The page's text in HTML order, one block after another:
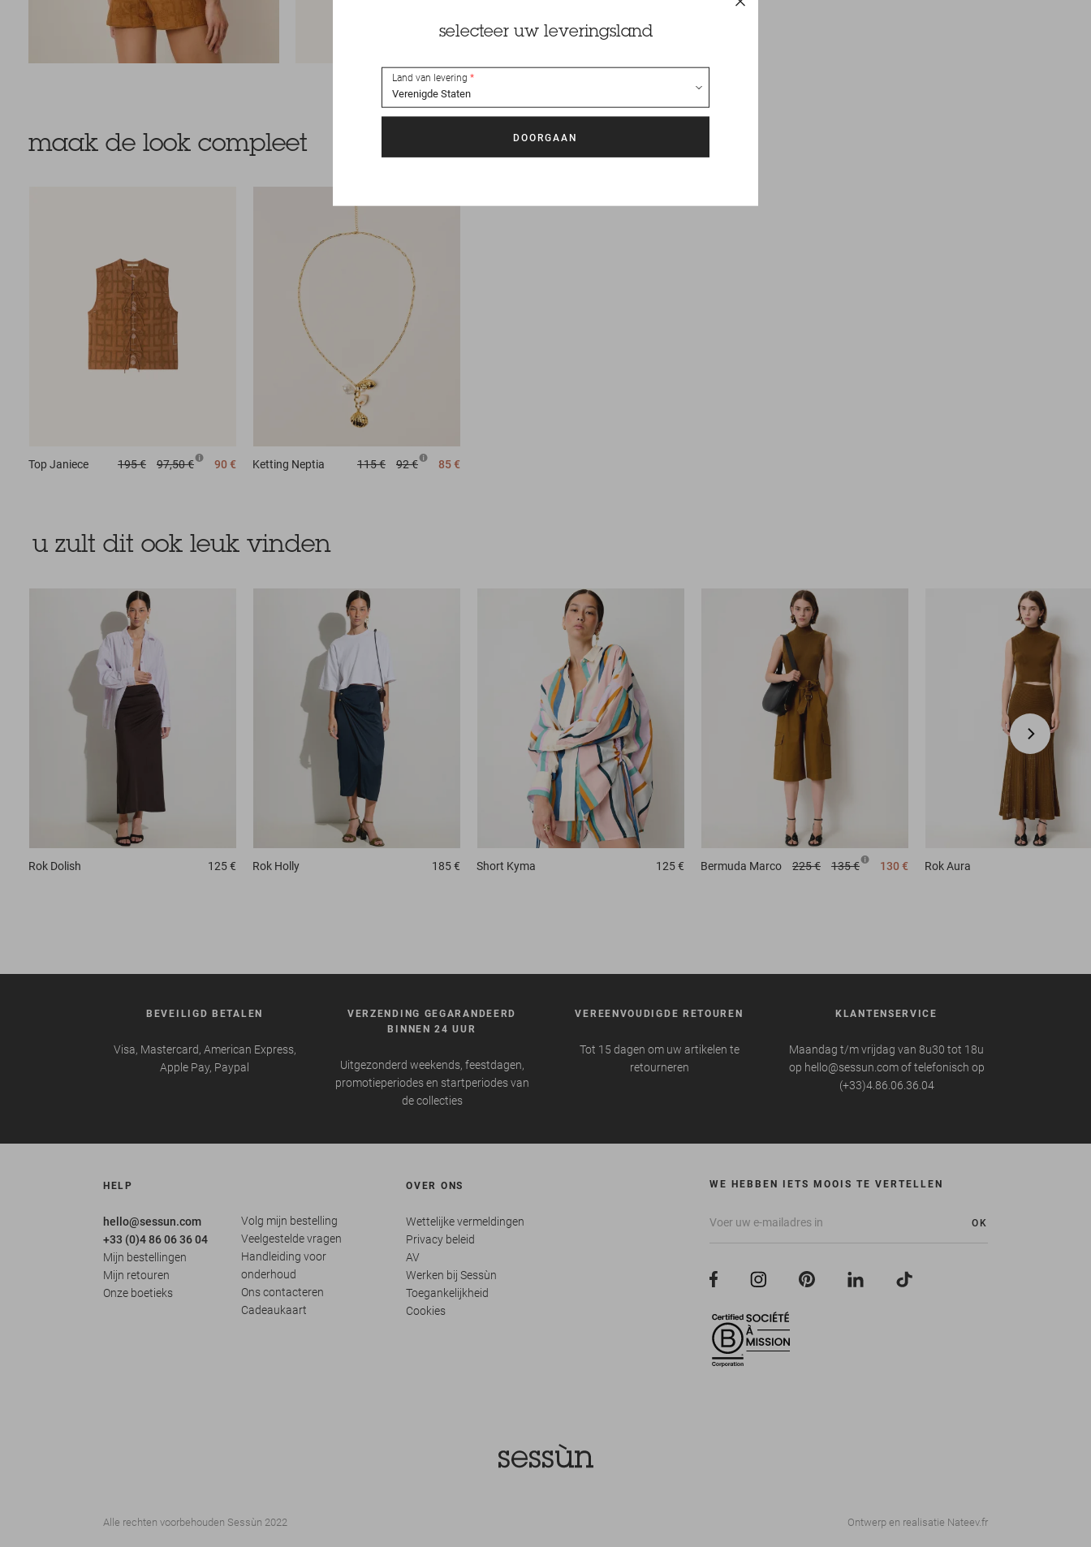
maak de look compleet
Top Janiece 195 € 97,50 € 90 € Ketting Neptia 115 € 92 € 85 €
u zult dit ook leuk vinden
Rok Dolish 125 € Rok Holly 185 € Short Kyma 125 € Bermuda Marco 225 € 135 € 130 € Rok Aura
BEVEILIGD BETALEN
Visa, Mastercard, American Express,
Apple Pay, Paypal
VERZENDING GEGARANDEERD
BINNEN 24 UUR
Uitgezonderd weekends, feestdagen,
promotieperiodes en startperiodes van
de collecties
VEREENVOUDIGDE RETOUREN
Tot 15 dagen om uw artikelen te
retourneren
KLANTENSERVICE
Maandag t/m vrijdag van 8u30 tot 18u
op hello@sessun.com of telefonisch op
(+33)4.86.06.36.04
HELP
hello@sessun.com
+33 (0)4 86 06 36 04
Mijn bestellingen
Mijn retouren
Onze boetieks
Volg mijn bestelling
Veelgestelde vragen
Handleiding voor
onderhoud
Ons contacteren
Cadeaukaart
OVER ONS
Wettelijke vermeldingen
Privacy beleid
AV
Werken bij Sessùn
Toegankelijkheid
Cookies
WE HEBBEN IETS MOOIS TE VERTELLEN
OK
Alle rechten voorbehouden Sessùn 2022 Ontwerp en realisatie Nateev.fr
selecteer uw leveringsland
Land van levering